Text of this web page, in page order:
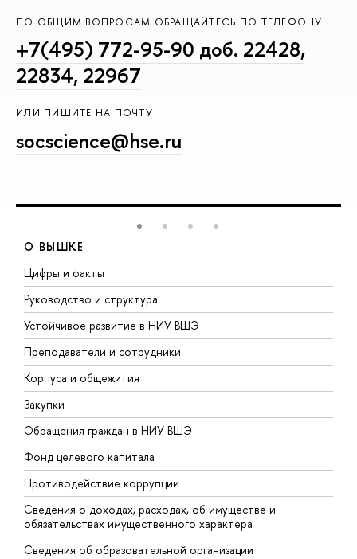
ПО ОБЩИМ ВОПРОСАМ ОБРАЩАЙТЕСЬ ПО ТЕЛЕФОНУ
+7(495) 772-95-90 доб. 22428,
22834, 22967
ИЛИ ПИШИТЕ НА ПОЧТУ
socscience@hse.ru
О ВЫШКЕ
Цифры и факты
Руководство и структура
Устойчивое развитие в НИУ ВШЭ
Преподаватели и сотрудники
Корпуса и общежития
Закупки
Обращения граждан в НИУ ВШЭ
Фонд целевого капитала
Противодействие коррупции
Сведения о доходах, расходах, об имуществе и
обязательствах имущественного характера
Сведения об образовательной организации